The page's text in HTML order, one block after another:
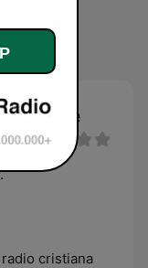
live
cristiana